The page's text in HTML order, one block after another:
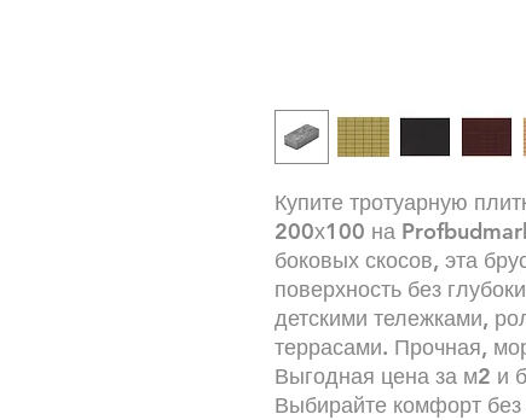
Купите тротуарную
200х100 на
боковых скосов, эта
поверхность без
детскими тележками,
террасами. Прочная,
Выгодная цена за м2 и
Выбирайте комфорт